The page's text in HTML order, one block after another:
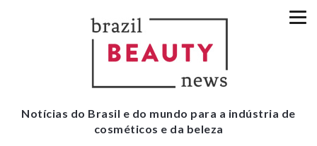
Notícias do Brasil e do mundo para a indústria de
cosméticos e da beleza